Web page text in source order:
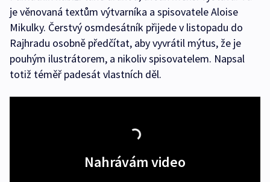
je věnovaná textům výtvarníka a spisovatele Aloise
Mikulky. Čerstvý osmdesátník přijede v listopadu do
Rajhradu osobně předčítat, aby vyvrátil mýtus, že je
pouhým ilustrátorem, a nikoliv spisovatelem. Napsal
totiž téměř padesát vlastních děl.
Nahrávám video